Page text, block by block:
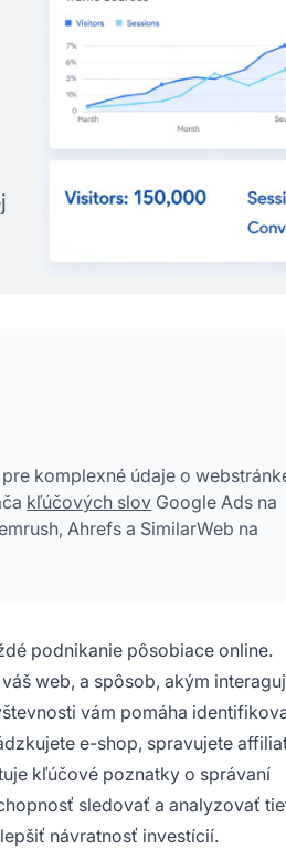
komplexné údaje o
kľúčových slov Google Ads na
Ahrefs a SimilarWeb na
podnikanie pôsobiace online.
web, a spôsob, akým
vám pomáha
e-shop, spravujete
kľúčové poznatky o správaní
sledovať a analyzovať
návratnosť investícií.